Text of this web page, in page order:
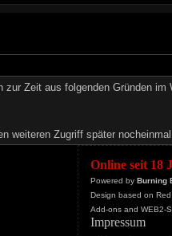
zur Zeit aus folgenden Gründen im
weiteren Zugriff später
Online seit 18
Powered by Burning
Design based on
Add-ons and WEB2-
Impressum